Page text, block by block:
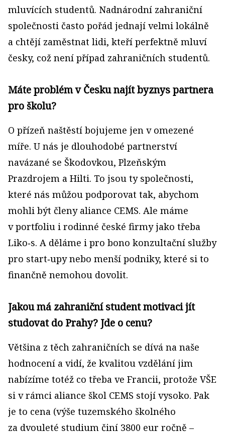
mluvících studentů. Nadnárodní zahraniční
společnosti často pořád jednají velmi lokálně
a chtějí zaměstnat lidi, kteří perfektně mluví
česky, což není případ zahraničních studentů.
Máte problém v Česku najít byznys partnera
pro školu?
O přízeň naštěstí bojujeme jen v omezené
míře. U nás je dlouhodobé partnerství
navázané se Škodovkou, Plzeňským
Prazdrojem a Hilti. To jsou ty společnosti,
které nás můžou podporovat tak, abychom
mohli být členy aliance CEMS. Ale máme
v portfoliu i rodinné české firmy jako třeba
Liko‑s. A děláme i pro bono konzultační služby
pro start‑upy nebo menší podniky, které si to
finančně nemohou dovolit.
Jakou má zahraniční student motivaci jít
studovat do Prahy? Jde o cenu?
Většina z těch zahraničních se dívá na naše
hodnocení a vidí, že kvalitou vzdělání jim
nabízíme totéž co třeba ve Francii, protože VŠE
si v rámci aliance škol CEMS stojí vysoko. Pak
je to cena (výše tuzemského školného
za dvouleté studium činí 3800 eur ročně –